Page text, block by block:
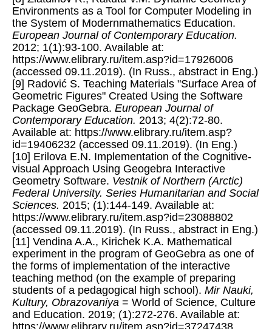
Environments as a Tool for Computer Modeling in
the System of Modernmathematics Education.
European Journal of Contemporary Education.
2012; 1(1):93-100. Available at:
https://www.elibrary.ru/item.asp?id=17926006
(accessed 09.11.2019). (In Russ., abstract in Eng.)
[9] Radović S. Teaching Materials "Surface Area of
Geometric Figures" Created Using the Software
Package GeoGebra. European Journal of
Contemporary Education. 2013; 4(2):72-80.
Available at: https://www.elibrary.ru/item.asp?
id=19406232 (accessed 09.11.2019). (In Eng.)
[10] Erilova E.N. Implementation of the Cognitive-
visual Approach Using Geogebra Interactive
Geometry Software. Vestnik of Northern (Arctic)
Federal University. Series Humanitarian and Social
Sciences. 2015; (1):144-149. Available at:
https://www.elibrary.ru/item.asp?id=23088802
(accessed 09.11.2019). (In Russ., abstract in Eng.)
[11] Vendina A.A., Kirichek K.A. Mathematical
experiment in the program of GeoGebra as one of
the forms of implementation of the interactive
teaching method (on the example of preparing
students of a pedagogical high school). Mir Nauki,
Kultury, Obrazovaniya = World of Science, Culture
and Education. 2019; (1):272-276. Available at: